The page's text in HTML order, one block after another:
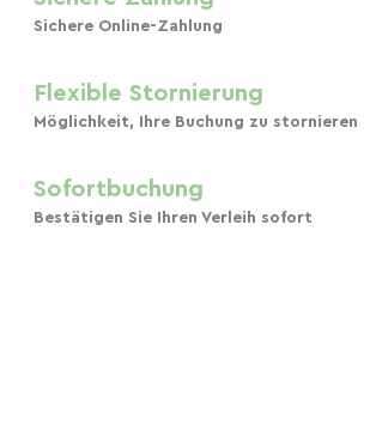
Sichere Online-Zahlung
Flexible Stornierung
Möglichkeit, Ihre Buchung zu stornieren
Sofortbuchung
Bestätigen Sie Ihren Verleih sofort